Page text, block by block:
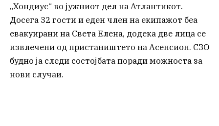
„Хондиус“ во јужниот дел на Атлантикот.
Досега 32 гости и еден член на екипажот беа
евакуирани на Света Елена, додека две лица се
извлечени од пристаништето на Асенсион. СЗО
будно ја следи состојбата поради можноста за
нови случаи.